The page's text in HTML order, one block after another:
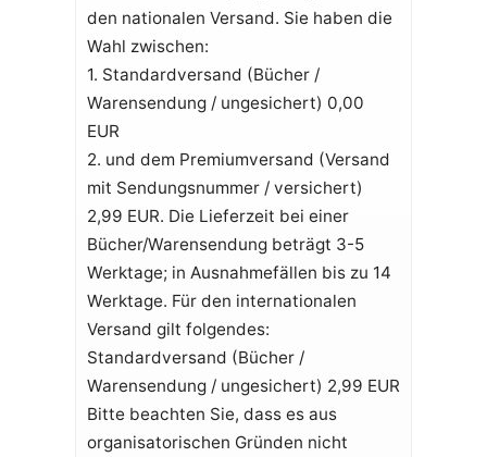
den nationalen Versand. Sie haben die
Wahl zwischen:
1. Standardversand (Bücher /
Warensendung / ungesichert) 0,00
EUR
2. und dem Premiumversand (Versand
mit Sendungsnummer / versichert)
2,99 EUR. Die Lieferzeit bei einer
Bücher/Warensendung beträgt 3-5
Werktage; in Ausnahmefällen bis zu 14
Werktage. Für den internationalen
Versand gilt folgendes:
Standardversand (Bücher /
Warensendung / ungesichert) 2,99 EUR
Bitte beachten Sie, dass es aus
organisatorischen Gründen nicht